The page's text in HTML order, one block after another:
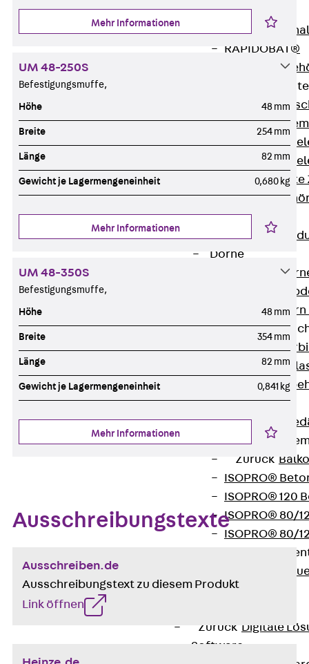
Schalrohre
Zurück
RAPIDOBAT®
Schalrohre
Zurück
Verbindung
Zurück
Dorne
Querkraftdorn
Zurück
Wärmedämmung
Zurück
Zurück
ISOPRO®
ISOPRO® 120
ISOPRO® 80/
ISOPRO® 80/
ISOMUR®
Zurück Digitale
Software
Mehr Informationen
UM 48-250S
Befestigungsmuffe,
Höhe 48 mm
Breite 254 mm
Länge 82 mm
Gewicht je Lagermengeneinheit 0,680 kg
Mehr Informationen
UM 48-350S
Befestigungsmuffe,
Höhe 48 mm
Breite 354 mm
Länge 82 mm
Gewicht je Lagermengeneinheit 0,841 kg
Mehr Informationen
Ausschreibungstexte
Ausschreiben.de
Ausschreibungstext zu diesem Produkt
Link öffnen